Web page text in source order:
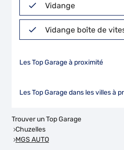
Vidange
Vidange boîte de
Les Top Garage à proximité
Les Top Garage dans les villes à
Trouver un Top Garage
Chuzelles
MGS AUTO